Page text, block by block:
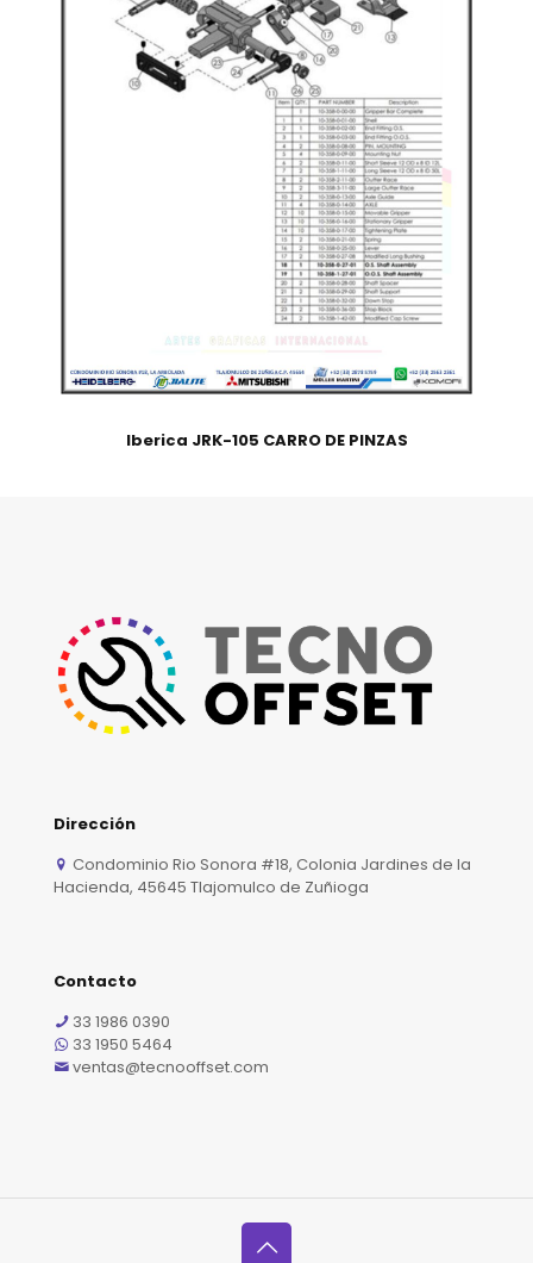
Iberica JRK-105 CARRO DE PINZAS
Dirección
Condominio Rio Sonora #18, Colonia Jardines de la
Hacienda, 45645 Tlajomulco de Zuñioga
Contacto
33 1986 0390
33 1950 5464
ventas@tecnooffset.com